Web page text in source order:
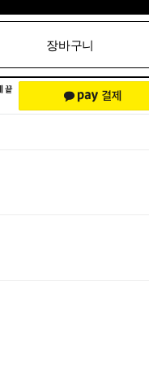
장바구니